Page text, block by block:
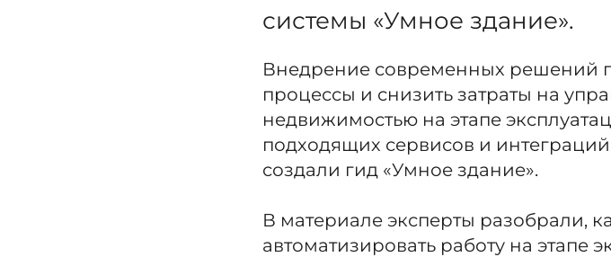
системы «Умное здание».
Внедрение современных решений
процессы и снизить затраты на
недвижимостью на этапе
подходящих сервисов и
создали гид «Умное здание».
В материале эксперты разобрали,
автоматизировать работу на этапе